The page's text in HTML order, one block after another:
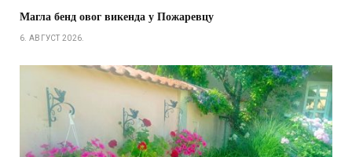
Магла бенд овог викенда у Пожаревцу
6. АВГУСТ 2026.